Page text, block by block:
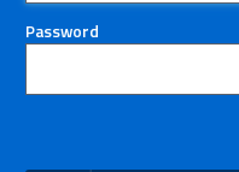
Password